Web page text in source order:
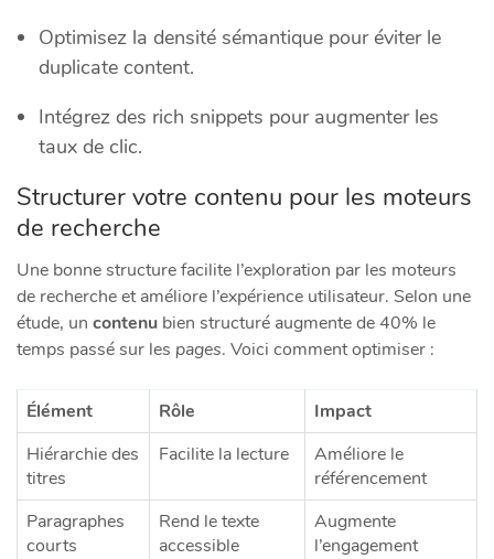
Optimisez la densité sémantique pour éviter le
duplicate content.
Intégrez des rich snippets pour augmenter les
taux de clic.
Structurer votre contenu pour les moteurs
de recherche
Une bonne structure facilite l’exploration par les moteurs
de recherche et améliore l’expérience utilisateur. Selon une
étude, un contenu bien structuré augmente de 40% le
temps passé sur les pages. Voici comment optimiser :
Élément Rôle
Impact
Hiérarchie des
titres
Facilite la lecture
Améliore le
référencement
Paragraphes
courts
Rend le texte
accessible
Augmente
l’engagement